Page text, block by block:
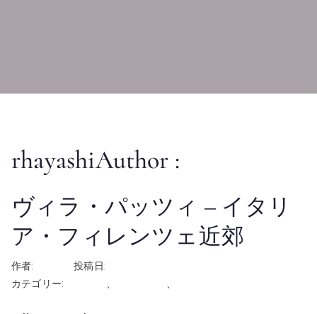
rhayashiAuthor :
ヴィラ・パッツィ – イタリ
ア・フィレンツェ近郊
作者: rhayashi投稿日:
カテゴリー:
、 、